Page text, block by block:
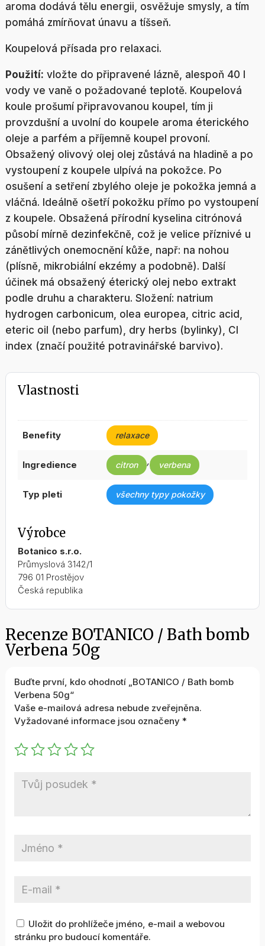
aroma dodává tělu energii, osvěžuje smysly, a tím
pomáhá zmírňovat únavu a tíšseň.
Koupelová přísada pro relaxaci.
Použití: vložte do připravené lázně, alespoň 40 l
vody ve vaně o požadované teplotě. Koupelová
koule prošumí připravovanou koupel, tím ji
provzdušní a uvolní do koupele aroma éterického
oleje a parfém a příjemně koupel provoní.
Obsažený olivový olej olej zůstává na hladině a po
vystoupení z koupele ulpívá na pokožce. Po
osušení a setření zbylého oleje je pokožka jemná a
vláčná. Ideálně ošetří pokožku přímo po vystoupení
z koupele. Obsažená přírodní kyselina citrónová
působí mírně dezinfekčně, což je velice příznivé u
zánětlivých onemocnění kůže, např: na nohou
(plísně, mikrobiální ekzémy a podobně). Další
účinek má obsažený éterický olej nebo extrakt
podle druhu a charakteru. Složení: natrium
hydrogen carbonicum, olea europea, citric acid,
eteric oil (nebo parfum), dry herbs (bylinky), CI
index (značí použité potravinářské barvivo).
Vlastnosti
benefity relaxace
ingredience citron , verbena
typ pleti všechny typy pokožky
Výrobce
Botanico s.r.o.
Průmyslová 3142/1
796 01 Prostějov
Česká republika
Recenze BOTANICO / Bath bomb
Verbena 50g
Buďte první, kdo ohodnotí „BOTANICO / Bath bomb
Verbena 50g“
Vaše e-mailová adresa nebude zveřejněna.
Vyžadované informace jsou označeny *
Uložit do prohlížeče jméno, e-mail a webovou
stránku pro budoucí komentáře.